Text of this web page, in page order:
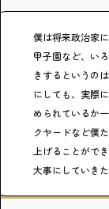
僕は将来政治家
甲子園など、い
きするというの
にしても、実際
められているか
クヤードなど僕
上げることがで
大事にしていき